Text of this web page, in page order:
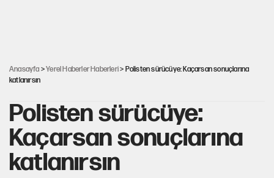
Anasayfa >Yerel Haberler Haberleri> Polisten sürücüye: Kaçarsan sonuçlarına
katlanırsın
Polisten sürücüye:
Kaçarsan sonuçlarına
katlanırsın